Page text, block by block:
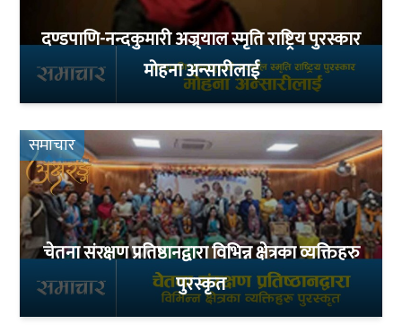
दण्डपाणि-नन्दकुमारी अज्र्याल स्मृति राष्ट्रिय पुरस्कार
मोहना अन्सारीलाई
समाचार
चेतना संरक्षण प्रतिष्ठानद्वारा विभिन्न क्षेत्रका व्यक्तिहरु
पुरस्कृत